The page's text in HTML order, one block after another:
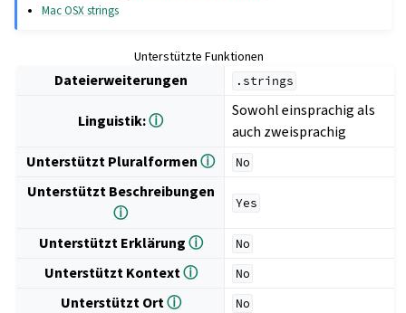
Mac OSX strings
Unterstützte Funktionen
Dateierweiterungen .strings
Linguistik:ⓘ
Sowohl einsprachig als
auch zweisprachig
Unterstützt Pluralformenⓘ No
Unterstützt Beschreibungen
ⓘ
Yes
Unterstützt Erklärungⓘ No
Unterstützt Kontextⓘ No
Unterstützt Ortⓘ No